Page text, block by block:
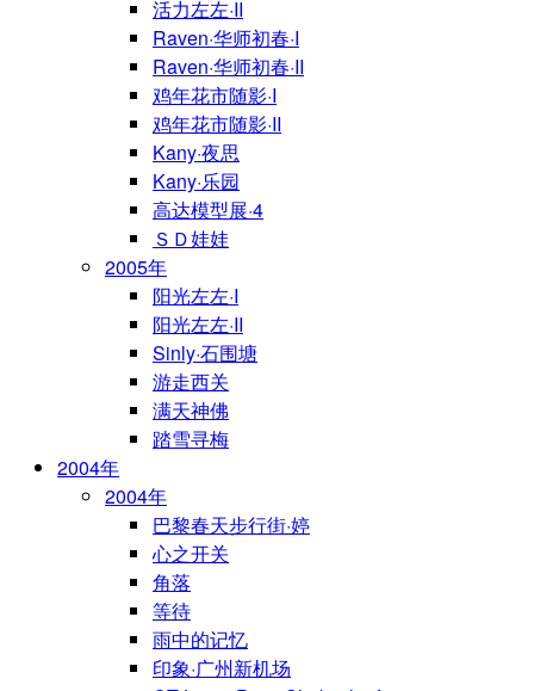
活力左左·II
Raven·华师初春·I
Raven·华师初春·II
鸡年花市随影·I
鸡年花市随影·II
Kany·夜思
Kany·乐园
高达模型展·4
ＳＤ娃娃
2005年
阳光左左·I
阳光左左·II
Sinly·石围塘
游走西关
满天神佛
踏雪寻梅
2004年
2004年
巴黎春天步行街·婷
心之开关
角落
等待
雨中的记忆
印象·广州新机场